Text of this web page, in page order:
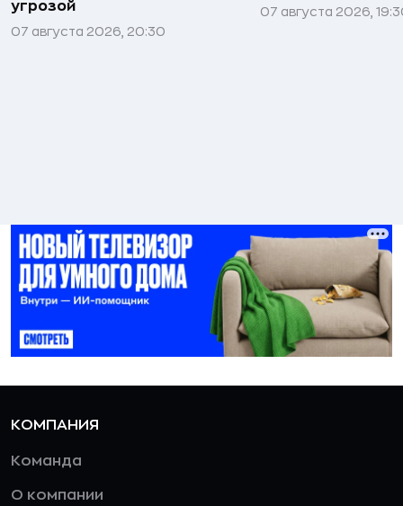
угрозой
07 августа 2026, 20:30
07 августа 2026,
КОМПАНИЯ
Команда
О компании